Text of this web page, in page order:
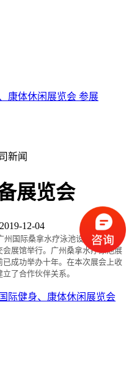
康体休闲展览会 参展
新闻
展览会
12-04
国际桑拿水疗泳池设备及用品
会展馆举行。广州桑拿水疗泳池展
成功举办十年。在本次展会上收
了合作伙伴关系。
际健身、康体休闲展览会